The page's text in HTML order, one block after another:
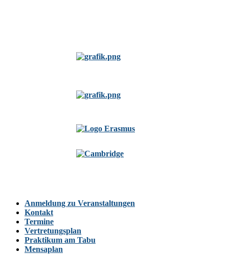
Anmeldung zu Veranstaltungen
Kontakt
Termine
Vertretungsplan
Praktikum am Tabu
Mensaplan